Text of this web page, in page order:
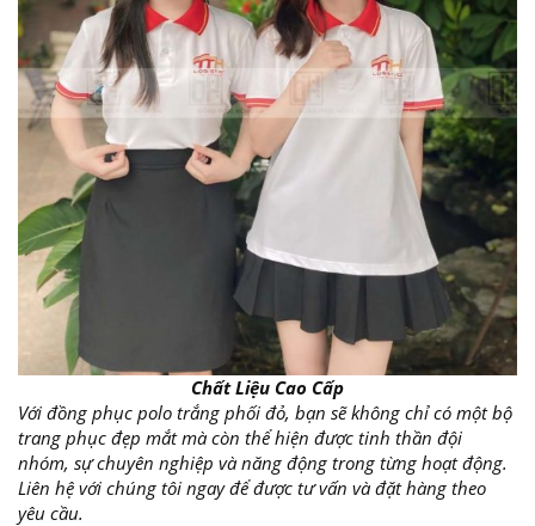
Chất Liệu Cao Cấp
Với đồng phục polo trắng phối đỏ, bạn sẽ không chỉ có một bộ
trang phục đẹp mắt mà còn thể hiện được tinh thần đội
nhóm, sự chuyên nghiệp và năng động trong từng hoạt động.
Liên hệ với chúng tôi ngay để được tư vấn và đặt hàng theo
yêu cầu.